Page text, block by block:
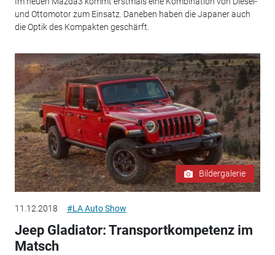
und Ottomotor zum Einsatz. Daneben haben die Japaner auch
die Optik des Kompakten geschärft.
Bildergalerie
11.12.2018 #LA Auto Show
Jeep Gladiator: Transportkompetenz im
Matsch